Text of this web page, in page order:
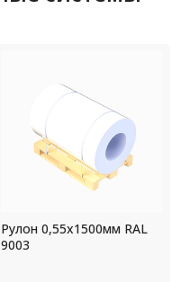
Рулон 0,55x1500мм RAL
9003